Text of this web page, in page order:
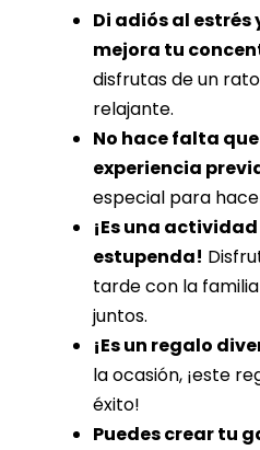
Di adiós al estrés
mejora tu
disfrutas de un
relajante.
No hace falta
experiencia
especial para
¡Es una
estupenda!
tarde con la
juntos.
¡Es un regalo
la ocasión, ¡este
éxito!
Puedes crear tu